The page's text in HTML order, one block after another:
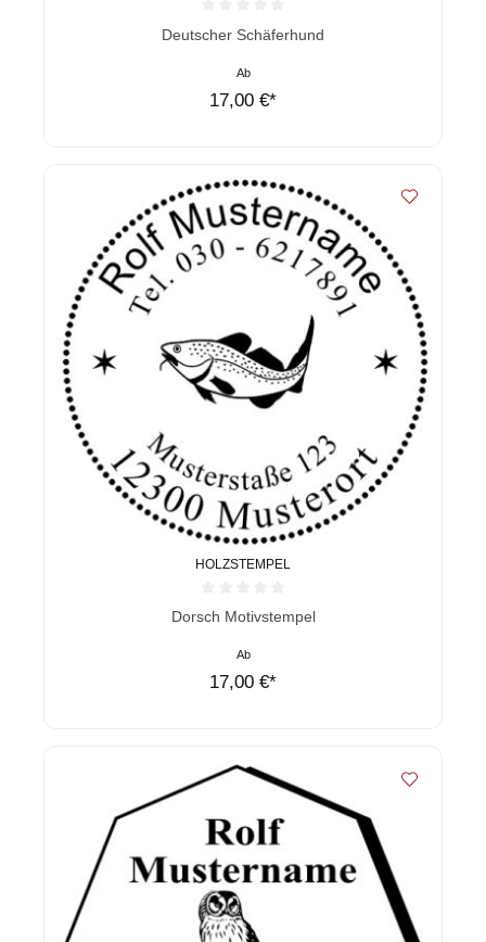
Durchschnittliche Bewertung von 0 von 5 Sternen
Deutscher Schäferhund
Ab
17,00 €*
HOLZSTEMPEL
Durchschnittliche Bewertung von 0 von 5 Sternen
Dorsch Motivstempel
Ab
17,00 €*